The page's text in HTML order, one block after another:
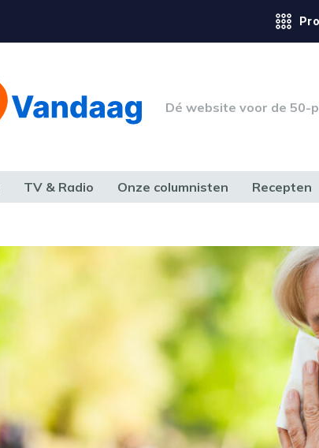
Dé website voor de 50-
TV & Radio Onze columnisten Recepten